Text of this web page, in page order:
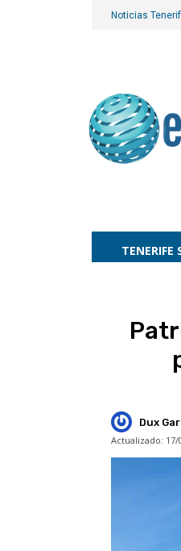
Noticias
TENERIFE
Dux
Actualizado: 17/